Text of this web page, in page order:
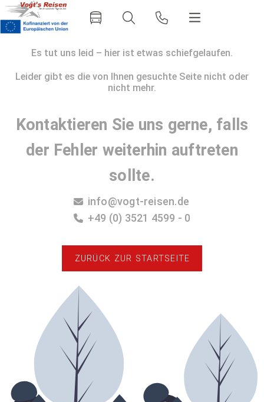
Es tut uns leid – hier ist etwas schiefgelaufen.
Leider gibt es die von Ihnen gesuchte Seite nicht oder
nicht mehr.
Kontaktieren Sie uns gerne, falls
der Fehler weiterhin auftreten
sollte.
info@vogt-reisen.de
+49 (0) 3521 4599 - 0
ZURÜCK ZUR STARTSEITE